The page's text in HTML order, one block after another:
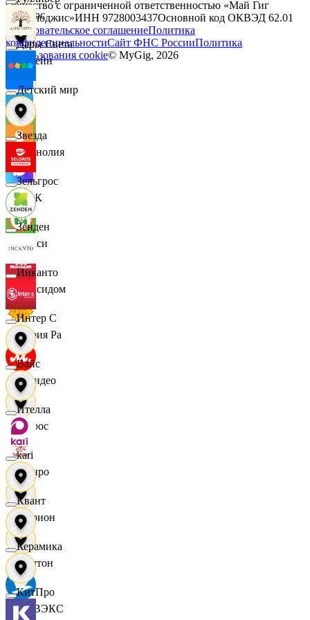
Логос
Лорейн
Луч
Магнолия
МАК
Макси
Максидом
Мария Ра
МВидео
Мирос
Монро
Морион
Мултон
НОВЭКС
Дары Света
Детский мир
Звезда
Зельгрос
Зенден
Инканто
Интер С
Вайс
Ителла
kari
Квант
Керамика
КитПро
Общество с ограниченной ответственностью «Май Гиг
Технолоджис»ИНН 9728003437Основной код ОКВЭД 62.01
Пользовательское соглашениеПолитика
конфиденциальностиСайт ФНС РоссииПолитика
использования cookie© MyGig, 2026